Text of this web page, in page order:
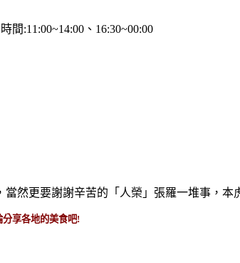
間:11:00~14:00、16:30~00:00
然更要謝謝辛苦的「人榮」張羅一堆事，
享各地的美食吧!